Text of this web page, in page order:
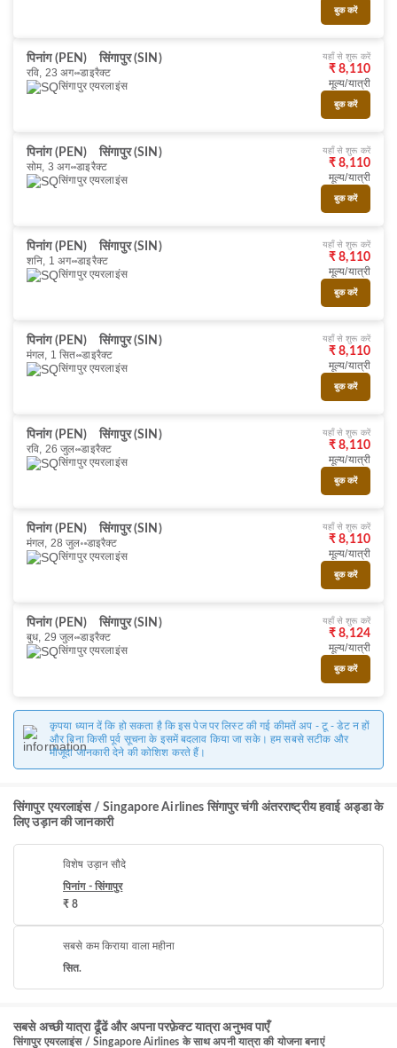
बुक करें
पिनांग (PEN)
सिंगापुर (SIN)
रवि, 23 अग॰ डाइरैक्ट
सिंगापुर एयरलाइंस
यहाँ से शुरू करें
₹ 8,110
मूल्य/यात्री
बुक करें
पिनांग (PEN)
सिंगापुर (SIN)
सोम, 3 अग॰ डाइरैक्ट
सिंगापुर एयरलाइंस
यहाँ से शुरू करें
₹ 8,110
मूल्य/यात्री
बुक करें
पिनांग (PEN)
सिंगापुर (SIN)
शनि, 1 अग॰ डाइरैक्ट
सिंगापुर एयरलाइंस
यहाँ से शुरू करें
₹ 8,110
मूल्य/यात्री
बुक करें
पिनांग (PEN)
सिंगापुर (SIN)
मंगल, 1 सित॰ डाइरैक्ट
सिंगापुर एयरलाइंस
यहाँ से शुरू करें
₹ 8,110
मूल्य/यात्री
बुक करें
पिनांग (PEN)
सिंगापुर (SIN)
रवि, 26 जुल॰ डाइरैक्ट
सिंगापुर एयरलाइंस
यहाँ से शुरू करें
₹ 8,110
मूल्य/यात्री
बुक करें
पिनांग (PEN)
सिंगापुर (SIN)
मंगल, 28 जुल॰ डाइरैक्ट
सिंगापुर एयरलाइंस
यहाँ से शुरू करें
₹ 8,110
मूल्य/यात्री
बुक करें
पिनांग (PEN)
सिंगापुर (SIN)
बुध, 29 जुल॰ डाइरैक्ट
सिंगापुर एयरलाइंस
यहाँ से शुरू करें
₹ 8,124
मूल्य/यात्री
बुक करें
कृपया ध्यान दें कि हो सकता है कि इस पेज पर लिस्ट की गई कीमतें अप - टू - डेट न हों
और बिना किसी पूर्व सूचना के इसमें बदलाव किया जा सके। हम सबसे सटीक और
मौजूदा जानकारी देने की कोशिश करते हैं।
सिंगापुर एयरलाइंस / Singapore Airlines सिंगापुर चंगी अंतरराष्ट्रीय हवाई अड्डा के
लिए उड़ान की जानकारी
विशेष उड़ान सौदे
पिनांग - सिंगापुर
₹ 8
सबसे कम किराया वाला महीना
सित.
सबसे अच्छी यात्रा ढूँढें और अपना परफ़ेक्ट यात्रा अनुभव पाएँ
सिंगापुर एयरलाइंस / Singapore Airlines के साथ अपनी यात्रा की योजना बनाएं